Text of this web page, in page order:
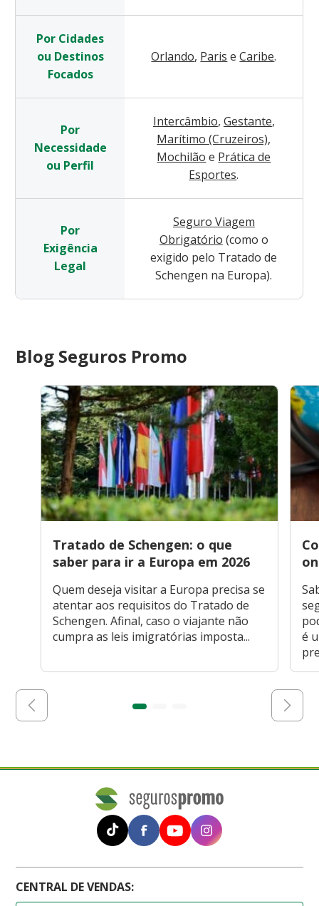
Por Cidades
ou Destinos
Focados
Orlando, Paris e Caribe.
Por
Necessidade
ou Perfil
Intercâmbio, Gestante,
Marítimo (Cruzeiros),
Mochilão e Prática de
Esportes.
Por
Exigência
Legal
Seguro Viagem
Obrigatório (como o
exigido pelo Tratado de
Schengen na Europa).
Blog Seguros Promo
Tratado de Schengen: o que
saber para ir a Europa em 2026
Quem deseja visitar a Europa precisa se
atentar aos requisitos do Tratado de
Schengen. Afinal, caso o viajante não
cumpra as leis imigratórias imposta...
é
CENTRAL DE VENDAS: